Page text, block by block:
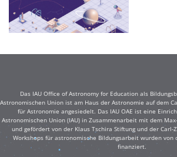
Das IAU Office of Astronomy for Education als
Astronomischen Union ist am Haus der Astronomie auf dem
für Astronomie angesiedelt. Das IAU OAE ist eine
Astronomischen Union (IAU) in Zusammenarbeit mit dem
und gefördert von der Klaus Tschira Stiftung und der Carl-
Workshops für astronomische Bildungsarbeit wurden von
finanziert.